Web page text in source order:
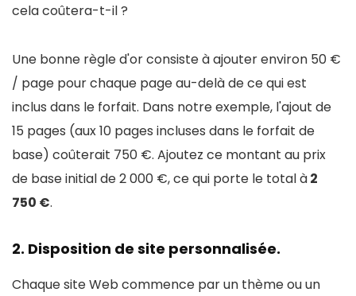
cela coûtera-t-il ?
Une bonne règle d'or consiste à ajouter environ 50 €
/ page pour chaque page au-delà de ce qui est
inclus dans le forfait. Dans notre exemple, l'ajout de
15 pages (aux 10 pages incluses dans le forfait de
base) coûterait 750 €. Ajoutez ce montant au prix
de base initial de 2 000 €, ce qui porte le total à2
750 €.
2. Disposition de site personnalisée.
Chaque site Web commence par un thème ou un